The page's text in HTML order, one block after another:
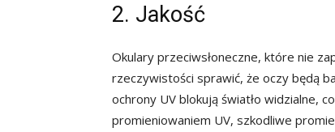
2. Jakość
Okulary przeciwsłoneczne, które nie
rzeczywistości sprawić, że oczy będą
ochrony UV blokują światło widzialne,
promieniowaniem UV, szkodliwe